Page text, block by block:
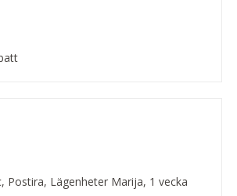
Postira, Lägenheter Marija, 1 vecka